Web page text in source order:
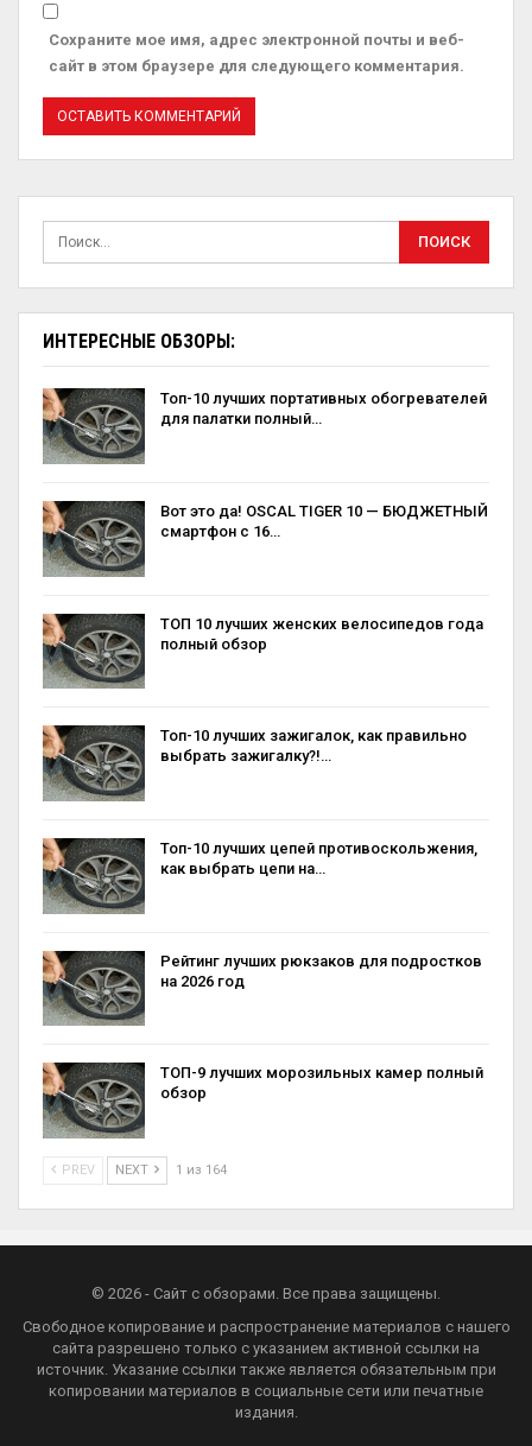
Сохраните мое имя, адрес электронной почты и веб-
сайт в этом браузере для следующего комментария.
ИНТЕРЕСНЫЕ ОБЗОРЫ:
Топ-10 лучших портативных обогревателей
для палатки полный…
Вот это да! OSCAL TIGER 10 — БЮДЖЕТНЫЙ
смартфон с 16…
ТОП 10 лучших женских велосипедов года
полный обзор
Топ-10 лучших зажигалок, как правильно
выбрать зажигалку?!…
Топ-10 лучших цепей противоскольжения,
как выбрать цепи на…
Рейтинг лучших рюкзаков для подростков
на 2026 год
ТОП-9 лучших морозильных камер полный
обзор
PREV NEXT 1 из 164
© 2026 - Сайт с обзорами. Все права защищены.
Свободное копирование и распространение материалов с нашего
сайта разрешено только с указанием активной ссылки на
источник. Указание ссылки также является обязательным при
копировании материалов в социальные сети или печатные
издания.